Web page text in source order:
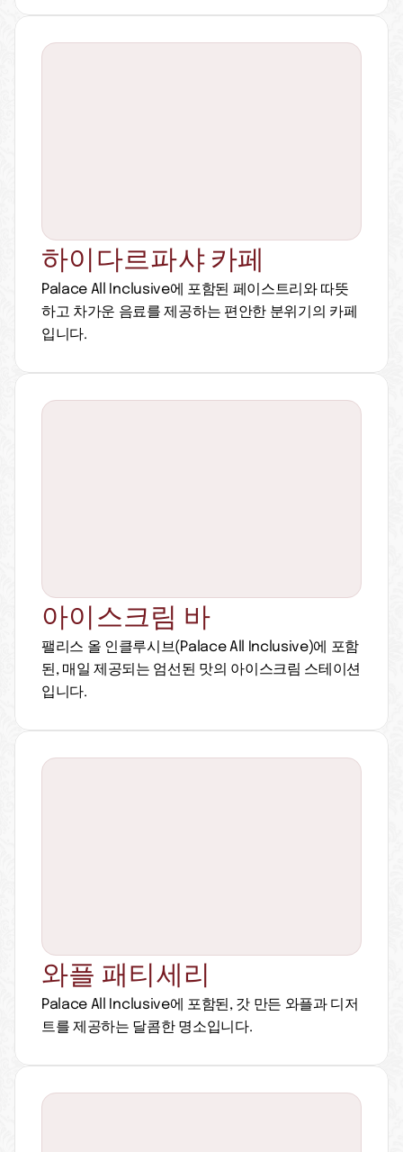
하이다르파샤 카페
Palace All Inclusive에 포함된 페이스트리와 따뜻
하고 차가운 음료를 제공하는 편안한 분위기의 카페
입니다.
아이스크림 바
팰리스 올 인클루시브(Palace All Inclusive)에 포함
된, 매일 제공되는 엄선된 맛의 아이스크림 스테이션
입니다.
와플 패티세리
Palace All Inclusive에 포함된, 갓 만든 와플과 디저
트를 제공하는 달콤한 명소입니다.